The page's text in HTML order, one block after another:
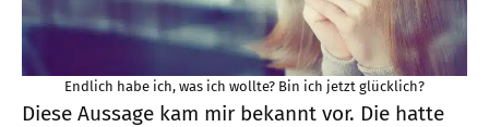
Endlich habe ich, was ich wollte? Bin ich jetzt glücklich?
Diese Aussage kam mir bekannt vor. Die hatte